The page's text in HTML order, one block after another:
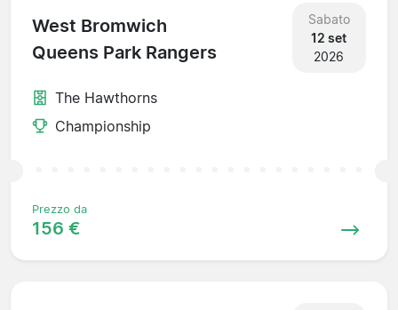
West Bromwich
Queens Park Rangers
Sabato
12 set
2026
The Hawthorns
Championship
Prezzo da
156 €